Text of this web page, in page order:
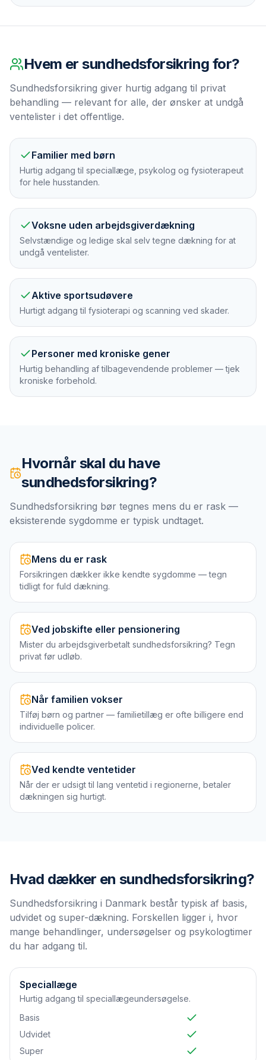
Hvem ersundhedsforsikring for?
Sundhedsforsikring giver hurtig adgang til privat
behandling — relevant for alle, der ønsker at undgå
ventelister i det offentlige.
Familier med børn
Hurtig adgang til speciallæge, psykolog og fysioterapeut
for hele husstanden.
Voksne uden arbejdsgiverdækning
Selvstændige og ledige skal selv tegne dækning for at
undgå ventelister.
Aktive sportsudøvere
Hurtigt adgang til fysioterapi og scanning ved skader.
Personer med kroniske gener
Hurtig behandling af tilbagevendende problemer — tjek
kroniske forbehold.
Hvornår skal du have
sundhedsforsikring?
Sundhedsforsikring bør tegnes mens du er rask —
eksisterende sygdomme er typisk undtaget.
Mens du er rask
Forsikringen dækker ikke kendte sygdomme — tegn
tidligt for fuld dækning.
Ved jobskifte eller pensionering
Mister du arbejdsgiverbetalt sundhedsforsikring? Tegn
privat før udløb.
Når familien vokser
Tilføj børn og partner — familietillæg er ofte billigere end
individuelle policer.
Ved kendte ventetider
Når der er udsigt til lang ventetid i regionerne, betaler
dækningen sig hurtigt.
Hvad dækker en sundhedsforsikring?
Sundhedsforsikring i Danmark består typisk af basis,
udvidet og super-dækning. Forskellen ligger i, hvor
mange behandlinger, undersøgelser og psykologtimer
du har adgang til.
Speciallæge
Hurtig adgang til speciallægeundersøgelse.
Basis
Udvidet
Super